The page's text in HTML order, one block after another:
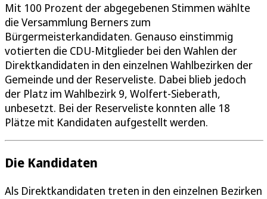
Mit 100 Prozent der abgegebenen Stimmen wählte
die Versammlung Berners zum
Bürgermeisterkandidaten. Genauso einstimmig
votierten die CDU-Mitglieder bei den Wahlen der
Direktkandidaten in den einzelnen Wahlbezirken der
Gemeinde und der Reserveliste. Dabei blieb jedoch
der Platz im Wahlbezirk 9, Wolfert-Sieberath,
unbesetzt. Bei der Reserveliste konnten alle 18
Plätze mit Kandidaten aufgestellt werden.
Die Kandidaten
Als Direktkandidaten treten in den einzelnen Bezirken